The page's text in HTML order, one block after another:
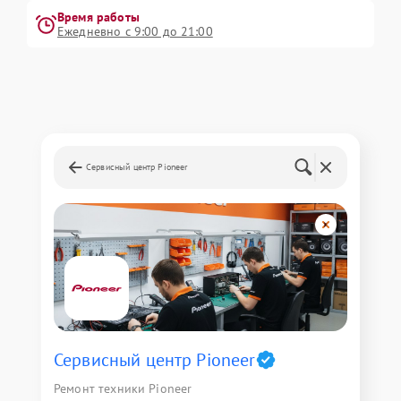
Время работы
Ежедневно с 9:00 до 21:00
Сервисный центр Pioneer
Сервисный центр Pioneer
Ремонт техники Pioneer